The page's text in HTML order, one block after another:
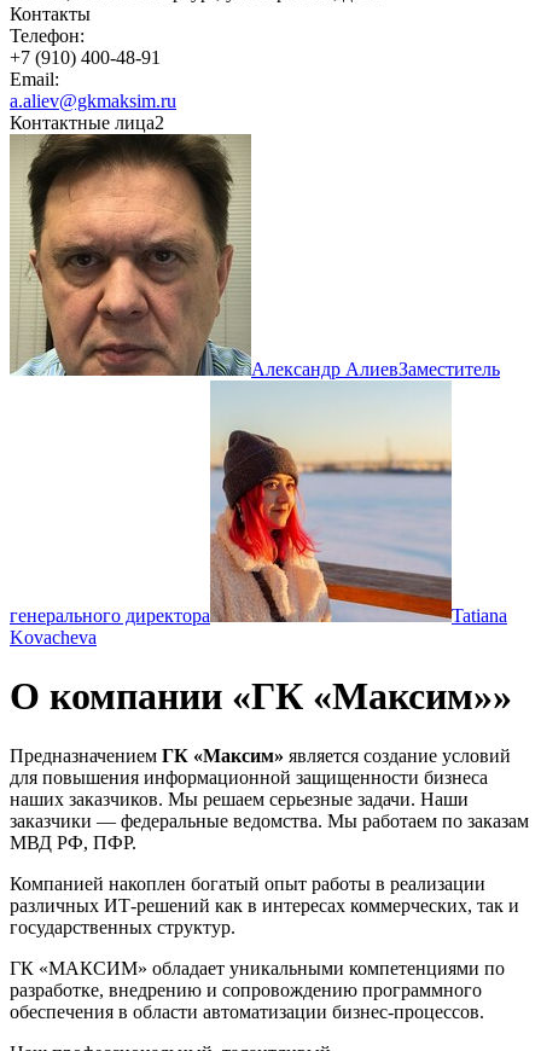
Контакты
Телефон:
+7 (910) 400-48-91
Email:
a.aliev@gkmaksim.ru
Контактные лица2
Александр АлиевЗаместитель
генерального директора
Tatiana
Kovacheva
О компании «ГК «Максим»»
Предназначением ГК «Максим» является создание условий
для повышения информационной защищенности бизнеса
наших заказчиков. Мы решаем серьезные задачи. Наши
заказчики — федеральные ведомства. Мы работаем по заказам
МВД РФ, ПФР.
Компанией накоплен богатый опыт работы в реализации
различных ИТ-решений как в интересах коммерческих, так и
государственных структур.
ГК «МАКСИМ» обладает уникальными компетенциями по
разработке, внедрению и сопровождению программного
обеспечения в области автоматизации бизнес-процессов.